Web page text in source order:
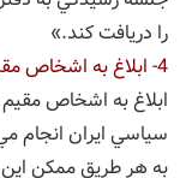
را دريافت کند.»
4- ابلاغ به اشخاص مقيم خارج از كشور
ابلاغ به اشخاص مقیم
سياسي ايران انجام